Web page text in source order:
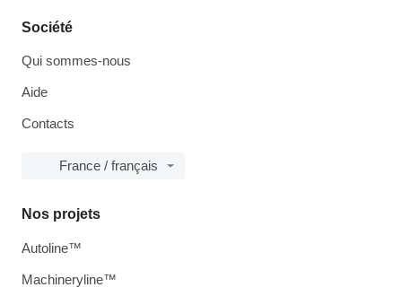
Société
Qui sommes-nous
Aide
Contacts
France / français
Nos projets
Autoline™
Machineryline™